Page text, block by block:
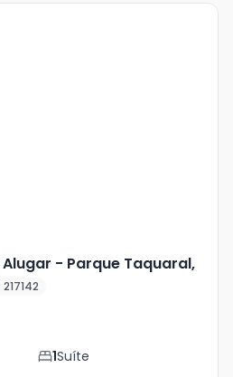
- Parque Taquaral,
1Suíte